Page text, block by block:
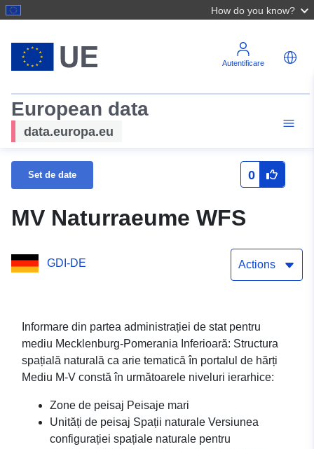
How do you know?
Autentificare
European data
data.europa.eu
Set de date 0
MV Naturraeume WFS
GDI-DE Actions
Informare din partea administrației de stat pentru
mediu Mecklenburg-Pomerania Inferioară: Structura
spațială naturală ca arie tematică în portalul de hărți
Mediu M-V constă în următoarele niveluri ierarhice:
Zone de peisaj Peisaje mari
Unități de peisaj Spații naturale Versiunea
configurației spațiale naturale pentru